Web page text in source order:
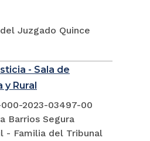
Juzgado Quince
- Sala de
y Rural
000-2023-03497-00
Barrios Segura
- Familia del Tribunal